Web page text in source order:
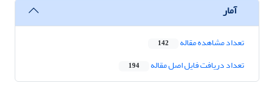
آمار
تعداد مشاهده مقاله 142
تعداد دریافت فایل اصل مقاله 194